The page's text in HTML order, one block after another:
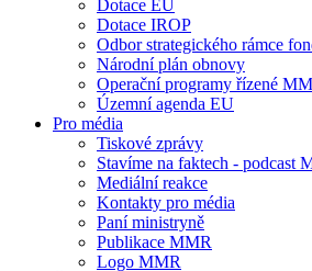
Dotace EU
Dotace IROP
Odbor strategického rámce
Národní plán obnovy
Operační programy řízené
Územní agenda EU
Pro média
Tiskové zprávy
Stavíme na faktech - podcast
Mediální reakce
Kontakty pro média
Paní ministryně
Publikace MMR
Logo MMR